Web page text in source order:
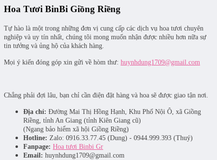
Hoa Tươi BinBi Giồng Riềng
Tự hào là một trong những đơn vị cung cấp các dịch vụ hoa tươi chuyên
nghiệp và uy tín nhất, chúng tôi mong muốn nhận được nhiều hơn nữa sự
tin tưởng và ủng hộ của khách hàng.
Mọi ý kiến đóng góp xin gửi về hòm thư: huynhdung1709@gmail.com
Chẳng phải đợi lâu, bạn chỉ cần điện đặt hàng và hoa sẽ được giao tận nơi.
Địa chỉ: Đường Mai Thị Hồng Hạnh, Khu Phố Nội Ô, xã Giồng
Riềng, tỉnh An Giang (tỉnh Kiên Giang cũ)
(Ngang bảo hiểm xã hội Giồng Riềng)
Hotline: Zalo: 0916.33.77.45 (Dung) - 0944.999.393 (Thuý)
Fanpage: Hoa tươi Binbi Gr
Email: huynhdung1709@gmail.com